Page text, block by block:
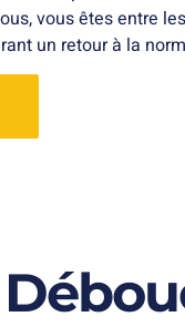
vous êtes entre
un retour à la